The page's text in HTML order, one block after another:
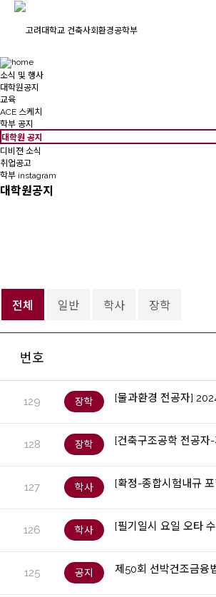
소식 및 행사
대학원공지
교육
ACE 스케치
학부 공지
대학원 공지
디비젼 소식
취업공고
학부 instagram
대학원공지
전체 일반 학사 장학
번호
129 장학 [물과환경 전공자]
128 장학 [건축구조공학 전공자
127 학사 [확정-종합시험내규
126 학사 [필기일시 요일 오타
125 공지 제50회 선박건조금융